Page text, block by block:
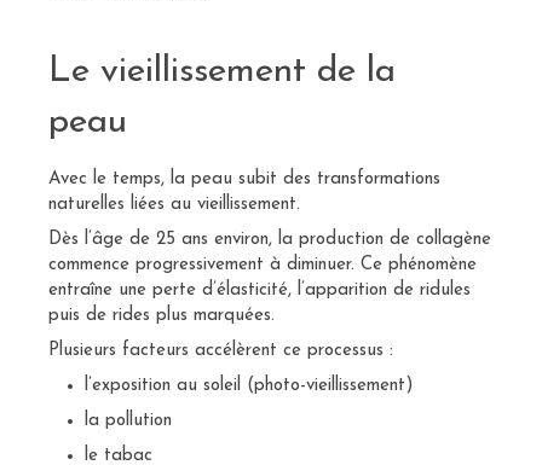
Le vieillissement de la
peau
Avec le temps, la peau subit des transformations
naturelles liées au vieillissement.
Dès l’âge de 25 ans environ, la production de collagène
commence progressivement à diminuer. Ce phénomène
entraîne une perte d’élasticité, l’apparition de ridules
puis de rides plus marquées.
Plusieurs facteurs accélèrent ce processus :
l’exposition au soleil (photo-vieillissement)
la pollution
le tabac